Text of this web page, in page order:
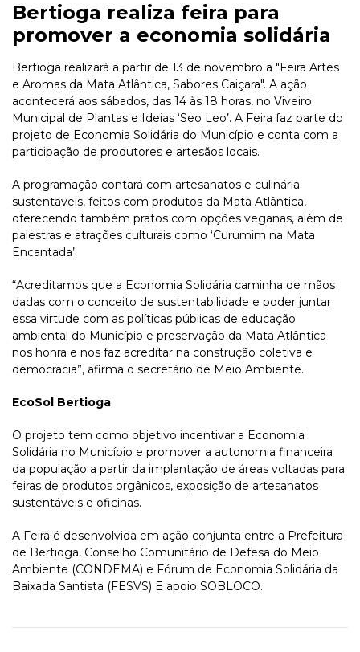
Bertioga realiza feira para
promover a economia solidária
Bertioga realizará a partir de 13 de novembro a "Feira Artes
e Aromas da Mata Atlântica, Sabores Caiçara". A ação
acontecerá aos sábados, das 14 às 18 horas, no Viveiro
Municipal de Plantas e Ideias ‘Seo Leo’. A Feira faz parte do
projeto de Economia Solidária do Município e conta com a
participação de produtores e artesãos locais.
A programação contará com artesanatos e culinária
sustentaveis, feitos com produtos da Mata Atlântica,
oferecendo também pratos com opções veganas, além de
palestras e atrações culturais como ‘Curumim na Mata
Encantada’.
“Acreditamos que a Economia Solidária caminha de mãos
dadas com o conceito de sustentabilidade e poder juntar
essa virtude com as políticas públicas de educação
ambiental do Município e preservação da Mata Atlântica
nos honra e nos faz acreditar na construção coletiva e
democracia”, afirma o secretário de Meio Ambiente.
EcoSol Bertioga
O projeto tem como objetivo incentivar a Economia
Solidária no Município e promover a autonomia financeira
da população a partir da implantação de áreas voltadas para
feiras de produtos orgânicos, exposição de artesanatos
sustentáveis e oficinas.
A Feira é desenvolvida em ação conjunta entre a Prefeitura
de Bertioga, Conselho Comunitário de Defesa do Meio
Ambiente (CONDEMA) e Fórum de Economia Solidária da
Baixada Santista (FESVS) E apoio SOBLOCO.